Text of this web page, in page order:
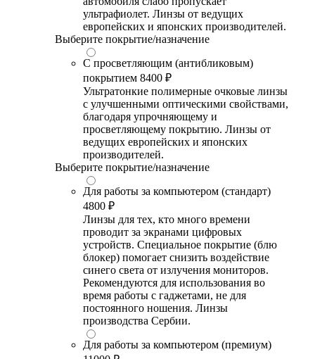
ультрафиолет. Линзы от ведущих
европейских и японских производителей.
Выберите покрытие/назначение
С просветляющим (антибликовым)
покрытием 8400 ₽
Ультратонкие полимерные очковые линзы
с улучшенными оптическими свойствами,
благодаря упрочняющему и
просветляющему покрытию. Линзы от
ведущих европейских и японских
производителей.
Выберите покрытие/назначение
Для работы за компьютером (стандарт)
4800 ₽
Линзы для тех, кто много времени
проводит за экранами цифровых
устройств. Специальное покрытие (блю
блокер) помогает снизить воздействие
синего света от излучения мониторов.
Рекомендуются для использования во
время работы с гаджетами, не для
постоянного ношения. Линзы
производства Сербии.
Для работы за компьютером (премиум)